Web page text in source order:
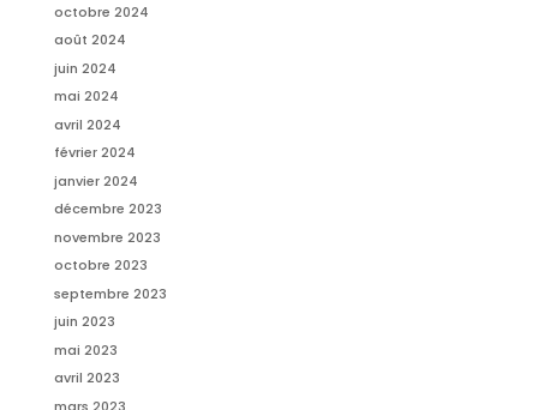
octobre 2024
août 2024
juin 2024
mai 2024
avril 2024
février 2024
janvier 2024
décembre 2023
novembre 2023
octobre 2023
septembre 2023
juin 2023
mai 2023
avril 2023
mars 2023